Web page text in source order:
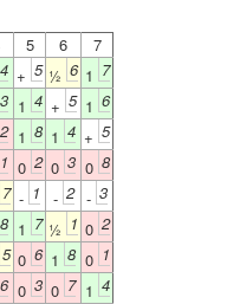
5 6
7
4 + 5 ½ 6 1 7
3 1 4 + 5 1 6
2 1 8 1 4 + 5
1 0 2 0 3 0 8
7 - 1 - 2 - 3
8 1 7 ½ 1 0 2
5 0 6 1 8 0 1
6 0 3 0 7 1 4